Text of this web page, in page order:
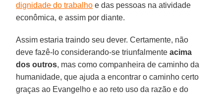
dignidade do trabalho e das pessoas na atividade
econômica, e assim por diante.
Assim estaria traindo seu dever. Certamente, não
deve fazê-lo considerando-se triunfalmenteacima
dos outros, mas como companheira de caminho da
humanidade, que ajuda a encontrar o caminho certo
graças ao Evangelho e ao reto uso da razão e do